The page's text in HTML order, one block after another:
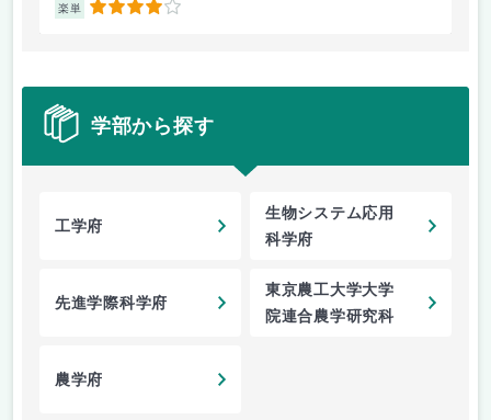
楽単 4
学部から探す
工学府
生物システム応用
科学府
先進学際科学府
東京農工大学大学
院連合農学研究科
農学府